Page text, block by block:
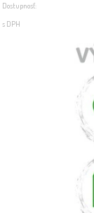
Dostupnosť:
s DPH